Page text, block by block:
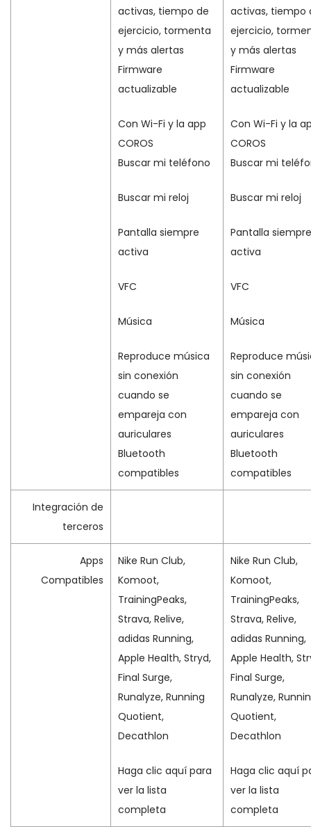
activas, tiempo de
ejercicio, tormenta
y más alertas
Firmware
actualizable
Con Wi-Fi y la app
COROS
Buscar mi teléfono
Buscar mi reloj
Pantalla siempre
activa
VFC
Música
Reproduce música
sin conexión
cuando se
empareja con
auriculares
Bluetooth
compatibles
activas, tiempo
ejercicio,
y más alertas
Firmware
actualizable
Con Wi-Fi y la
COROS
Buscar mi
Buscar mi reloj
Pantalla siempre
activa
VFC
Música
Reproduce
sin conexión
cuando se
empareja con
auriculares
Bluetooth
compatibles
Integración de
terceros
Apps
Compatibles
Nike Run Club,
Komoot,
TrainingPeaks,
Strava, Relive,
adidas Running,
Apple Health, Stryd,
Final Surge,
Runalyze, Running
Quotient,
Decathlon
Haga clic aquí para
ver la lista
completa
Nike Run Club,
Komoot,
TrainingPeaks,
Strava, Relive,
adidas Running,
Apple Health,
Final Surge,
Runalyze,
Quotient,
Decathlon
Haga clic aquí
ver la lista
completa